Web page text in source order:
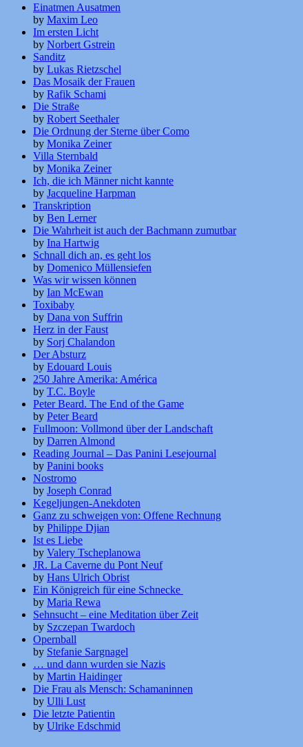
Einatmen Ausatmen
by Maxim Leo
Im ersten Licht
by Norbert Gstrein
Sanditz
by Lukas Rietzschel
Das Mosaik der Frauen
by Rafik Schami
Die Straße
by Robert Seethaler
Die Ordnung der Sterne über Como
by Monika Zeiner
Villa Sternbald
by Monika Zeiner
Ich, die ich Männer nicht kannte
by Jacqueline Harpman
Transkription
by Ben Lerner
Die Wahrheit ist auch der Bachmann zumutbar
by Ina Hartwig
Schnall dich an, es geht los
by Domenico Müllensiefen
Was wir wissen können
by Ian McEwan
Toxibaby
by Dana von Suffrin
Herz in der Faust
by Sorj Chalandon
Der Absturz
by Edouard Louis
250 Jahre Amerika: América
by T.C. Boyle
Peter Beard. The End of the Game
by Peter Beard
Fullmoon: Vollmond über der Landschaft
by Darren Almond
Reading Journal – Das Panini Lesejournal
by Panini books
Nostromo
by Joseph Conrad
Kegeljungen-Anekdoten
Ganz zu schweigen von: Offene Rechnung
by Philippe Djian
Ist es Liebe
by Valery Tscheplanowa
JR. La Caverne du Pont Neuf
by Hans Ulrich Obrist
Ein Königreich für eine Schnecke
by Maria Rewa
Sehnsucht – eine Meditation über Zeit
by Szczepan Twardoch
Opernball
by Stefanie Sargnagel
… und dann wurden sie Nazis
by Martin Haidinger
Die Frau als Mensch: Schamaninnen
by Ulli Lust
Die letzte Patientin
by Ulrike Edschmid